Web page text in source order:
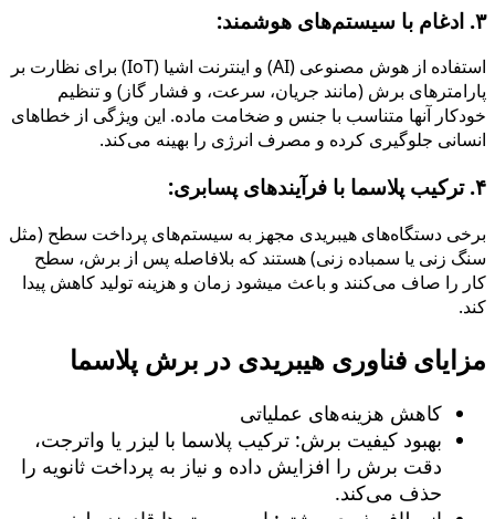
۳. ادغام با سیستم‌های هوشمند:
استفاده از هوش مصنوعی (AI) و اینترنت اشیا (IoT) برای نظارت بر
پارامترهای برش (مانند جریان، سرعت، و فشار گاز) و تنظیم
خودکار آنها متناسب با جنس و ضخامت ماده. این ویژگی از خطاهای
انسانی جلوگیری کرده و مصرف انرژی را بهینه می‌کند.
۴. ترکیب پلاسما با فرآیندهای پسابری:
برخی دستگاه‌های هیبریدی مجهز به سیستم‌های پرداخت سطح (مثل
سنگ زنی یا سمباده زنی) هستند که بلافاصله پس از برش، سطح
کار را صاف می‌کنند و باعث میشود زمان و هزینه تولید کاهش پیدا
کند.
مزایای فناوری هیبریدی در برش پلاسما
کاهش هزینه‌های عملیاتی
بهبود کیفیت برش: ترکیب پلاسما با لیزر یا واترجت،
دقت برش را افزایش داده و نیاز به پرداخت ثانویه را
حذف می‌کند.